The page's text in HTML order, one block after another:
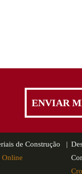
de Construção |
Online